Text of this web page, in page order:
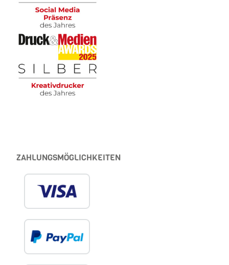
ZAHLUNGSMÖGLICHKEITEN